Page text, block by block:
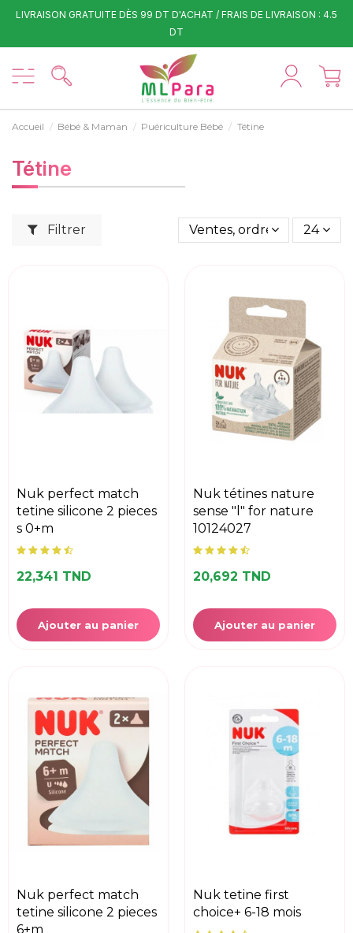
LIVRAISON GRATUITE DÈS 99 DT D'ACHAT / FRAIS DE LIVRAISON : 4.5
DT
Accueil Bébé & Maman Puériculture Bébé Tétine
Tétine
Filtrer Ventes, ordre décroissant
24
nuk perfect match
tetine silicone 2 pieces
s 0+m
22,341 TND
Ajouter au panier
nuk tétines nature
sense "l" for nature
10124027
20,692 TND
Ajouter au panier
nuk perfect match
tetine silicone 2 pieces
6+m
nuk tetine first
choice+ 6-18 mois